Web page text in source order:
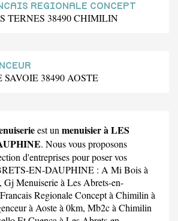
REGIONALE CONCEPT
TERNES 38490 CHIMILIN
SAVOIE 38490 AOSTE
est un menuisier à LES
. Nous vous proposons
d'entreprises pour poser vos
EN-DAUPHINE : A Mi Boisà
Gj Menuiserieà Les Abrets-en-
Regionale Conceptà Chimilin à
à Aoste à 0km, Mb2cà Chimilin